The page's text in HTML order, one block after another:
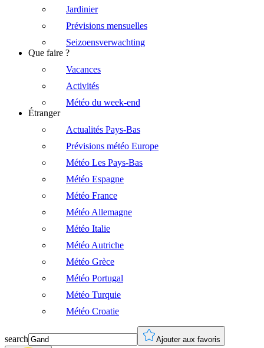
Jardinier
Prévisions mensuelles
Seizoensverwachting
Que faire ?
Vacances
Activités
Météo du week-end
Étranger
Actualités Pays-Bas
Prévisions météo Europe
Météo Les Pays-Bas
Météo Espagne
Météo France
Météo Allemagne
Météo Italie
Météo Autriche
Météo Grèce
Météo Portugal
Météo Turquie
Météo Croatie
search Ajouter aux favoris